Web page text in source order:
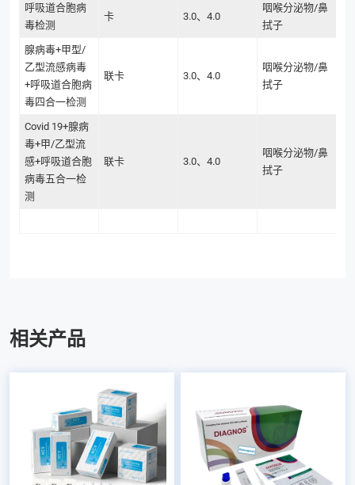
呼吸道合胞病
毒检测
卡 3.0、4.0
咽喉分泌物/鼻
拭子
腺病毒+甲型/
乙型流感病毒
+呼吸道合胞病
毒四合一检测
联卡 3.0、4.0
咽喉分泌物/鼻
拭子
Covid 19+腺病
毒+甲/乙型流
感+呼吸道合胞
病毒五合一检
测
联卡 3.0、4.0
咽喉分泌物/鼻
拭子
相关产品